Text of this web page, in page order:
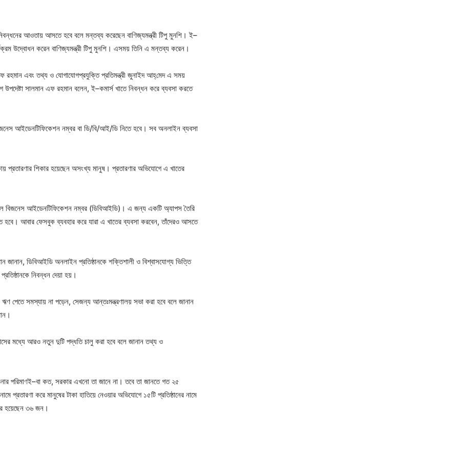
আওতায় আসতে হবে বলে মন্তব্য করেছেন বাণিজ্যমন্ত্রী টিপু মুনশি। ই–
উদ্বোধন করেন বাণিজ্যমন্ত্রী টিপু মুনশি। এসময় তিনি এ মন্তব্য করেন।
এফ রহমান এবং তথ্য ও যোগাযোগপ্রযুক্তি প্রতিমন্ত্রী জুনাইদ আহ্‌মেদ এ সময়
উপদেষ্টা সালমান এফ রহমান বলেন, ই–কমার্স খাতে নিবন্ধন করে ব্যবসা করতে
আইডেনটিফিকেশন নম্বর বা ডি/বি/আই/ডি নিতে হবে। সব অনলাইন ব্যবসা
প্রতারণার শিকার হয়েছেন অসংখ্য মানুষ। প্রতারণার অভিযোগে এ খাতের
বিজনেস আইডেনটিফিকেশন নম্বর (ডিবিআইডি)। এ জন্য একটি অ্যাপস তৈরি
আবার ফেসবুক ব্যবহার করে যারা এ খাতের ব্যবসা করবেন, তাঁদেরও আসতে
জানান, ডিবিআইডি অনলাইন প্রতিষ্ঠানকে শক্তিশালী ও বিশ্বাসযোগ্য ভিত্তি
নিবন্ধন দেয়া হয়।
পেতে সমস্যায় না পড়েন, সেজন্য আন্তঃমন্ত্রণালয় সভা করা হবে বলে জানান
মধ্যে আরও নতুন দুটি পদ্ধতি চালু করা হবে বলে জানান তথ্য ও
পরিমাণই–বা কত, সরকার এখনো তা জানে না। তবে তা জানতে গত ২৫
প্রতারণা করে মানুষের টাকা হাতিয়ে নেওয়ার অভিযোগে ১৫টি প্রতিষ্ঠানের নামে
হয়েছেন ৩৬ জন।